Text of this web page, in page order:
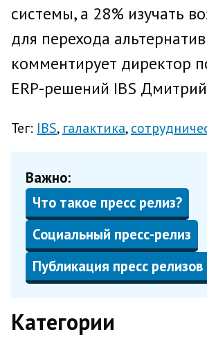
системы, а 28% изучать
для перехода
комментирует директор
ERP-решений IBS
Тег: IBS галактика
Важно:
Что такое пресс релиз?
Социальный пресс-релиз
Публикация пресс
Категории